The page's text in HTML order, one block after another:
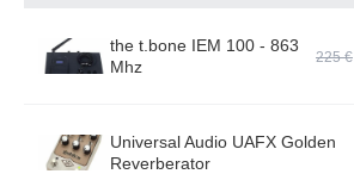
the t.bone IEM 100 - 863
Mhz
225 €
Universal Audio UAFX Golden
Reverberator